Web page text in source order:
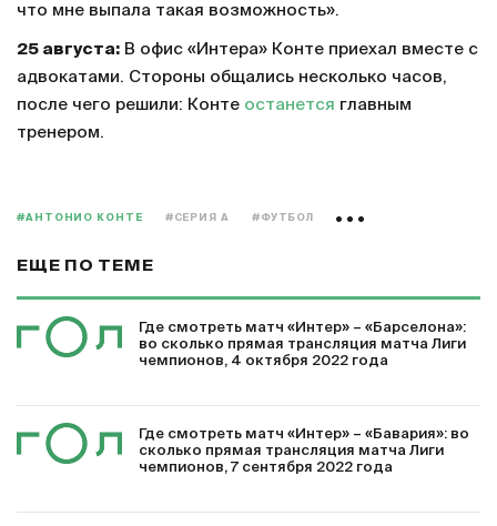
что мне выпала такая возможность».
25 августа: В офис «Интера» Конте приехал вместе с
адвокатами. Стороны общались несколько часов,
после чего решили: Конте останется главным
тренером.
#АНТОНИО КОНТЕ #СЕРИЯ А #ФУТБОЛ
ЕЩЕ ПО ТЕМЕ
Где смотреть матч «Интер» – «Барселона»:
во сколько прямая трансляция матча Лиги
чемпионов, 4 октября 2022 года
Где смотреть матч «Интер» – «Бавария»: во
сколько прямая трансляция матча Лиги
чемпионов, 7 сентября 2022 года